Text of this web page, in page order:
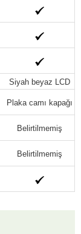
Siyah beyaz LCD
Plaka camı kapağı
Belirtilmemiş
Belirtilmemiş